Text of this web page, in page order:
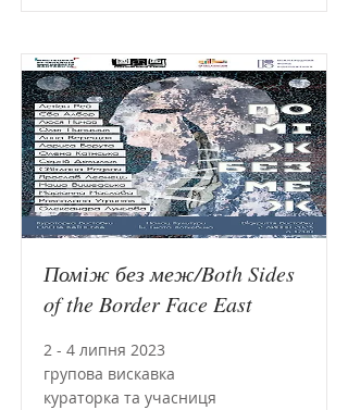
Поміж без меж/Both Sides
of the Border Face East
2 - 4 липня 2023
групова вискавка
кураторка та учасниця